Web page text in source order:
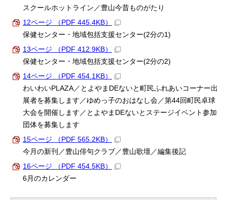
スクールホットライン／豊山今昔ものがたり
12ページ （PDF 445.4KB）
保健センター・地域包括支援センター(2分の1)
13ページ （PDF 412.9KB）
保健センター・地域包括支援センター(2分の2)
14ページ （PDF 454.1KB）
わいわいPLAZA／とよやまDEないと町民ふれあいコーナー出
展者を募集します／ゆめっ子のおはなし会／第44回町民卓球
大会を開催します／とよやまDEないとステージイベント参加
団体を募集します
15ページ （PDF 565.2KB）
今月の新刊／豊山俳句クラブ／豊山歌壇／編集後記
16ページ （PDF 454.5KB）
6月のカレンダー